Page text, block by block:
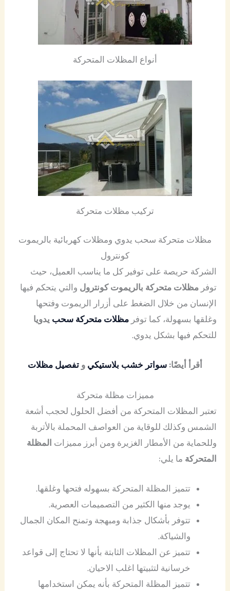
أنواع المظلات المتحركة
تركيب مظلات متحركة
مظلات متحركة سحب يدوي ومظلات كهربائية بالريموت
كونترول
الشركة حريصة على توفير كل ما يناسب العميل، حيث
توفرمظلات متحركة بالريموت كونترول والتي يتحكم فيها
الإنسان من خلال الضغط على أزرار الريموت وفتحها
وغلقها بسهولة، كما توفرمظلات متحركة سحب يدويا
للتحكم فيها بشكل يدوي.
أقرأ أيضًا: سواتر خشب بلاستيكي و تفصيل مظلات
مميزات مظلة متحركة
تعتبر المظلات المتحركة من أفضل الحلول لحجب أشعة
الشمس وكذلك للوقاية من العواصف المحملة بالأتربة
وللحماية من الأمطار الغزيرة ومن أبرز مميزات المظلة
المتحركة ما يلي:
تتميز المظلة المتحركة بسهوله فتحها وغلقها.
يوجد منها الكثير من التصميمات العصرية.
تتوفر بأشكال جذابة ومبهجة وتمنح المكان الجمال
والشياكة.
تتميز عن المظلات الثابتة بأنها لا تحتاج إلى قواعد
خرسانية لتثبيتها اغلب الاحيان.
تتميز المظلة المتحركة بأنه يمكن استخدامها